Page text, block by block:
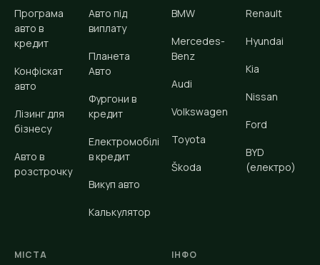
Програма
авто в
кредит
Конфіскат
авто
Лізинг для
бізнесу
Авто в
розстрочку
Авто під
виплату
Планета
Авто
Фургони в
кредит
Електромобілі
в кредит
Викуп авто
Калькулятор
BMW
Mercedes-
Benz
Audi
Volkswagen
Toyota
Škoda
Renault
Hyundai
Kia
Nissan
Ford
BYD
(електро)
МІСТА ІНФО